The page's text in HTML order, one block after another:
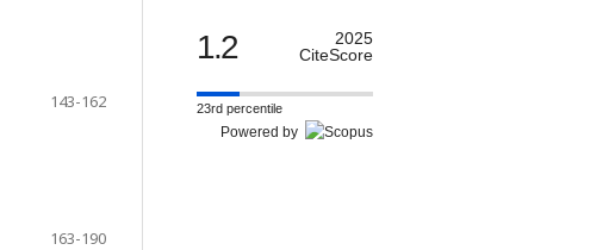
143-162
163-190
1.2
2025
CiteScore
23rd percentile
Powered by